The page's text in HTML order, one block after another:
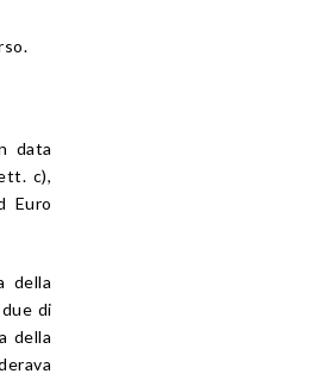
data
c),
Euro
della
di
della